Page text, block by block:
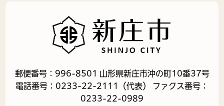
郵便番号：996-8501 山形県新庄市沖の町10番37号
電話番号：0233-22-2111（代表） ファクス番号：
0233-22-0989